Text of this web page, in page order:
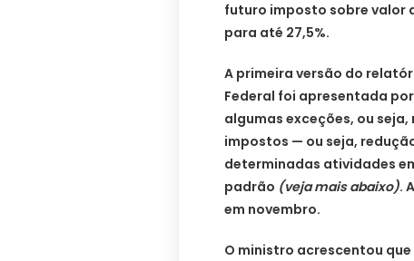
futuro imposto sobre valor
para até 27,5%.
A primeira versão do
Federal foi apresentada
algumas exceções, ou
impostos — ou seja,
determinadas atividades
padrão (veja mais abaixo).
em novembro.
O ministro acrescentou